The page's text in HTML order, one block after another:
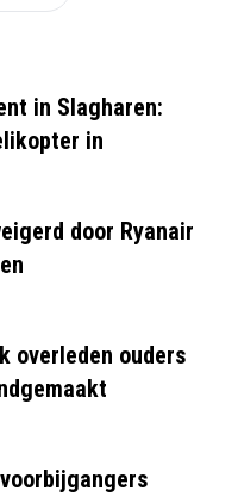
in Slagharen:
in
door Ryanair
overleden ouders